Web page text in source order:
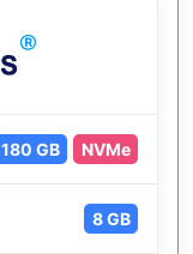
180 GB NVMe
8 GB